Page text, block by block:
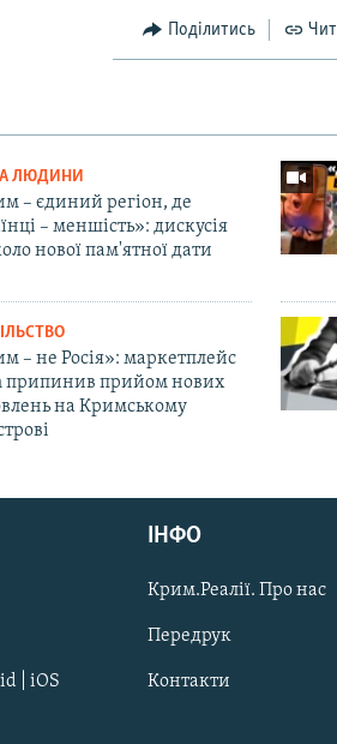
Поділитись
ЛЮДИНИ
– єдиний регіон, де
– меншість»: дискусія
нової пам'ятної дати
– не Росія»: маркетплейс
припинив прийом нових
на Кримському
| iOS
ІНФО
Крим.Реалії. Про нас
Передрук
Контакти